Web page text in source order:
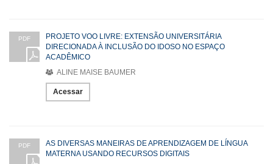
PDF
PROJETO VOO LIVRE: EXTENSÃO UNIVERSITÁRIA
DIRECIONADA À INCLUSÃO DO IDOSO NO ESPAÇO
ACADÊMICO
ALINE MAISE BAUMER
Acessar
PDF
AS DIVERSAS MANEIRAS DE APRENDIZAGEM DE LÍNGUA
MATERNA USANDO RECURSOS DIGITAIS